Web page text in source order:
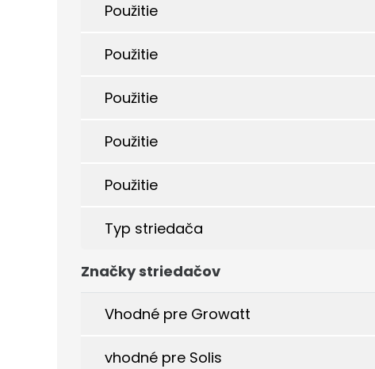
Použitie
Použitie
Použitie
Použitie
Použitie
Typ striedača
Značky striedačov
Vhodné pre Growatt
vhodné pre Solis